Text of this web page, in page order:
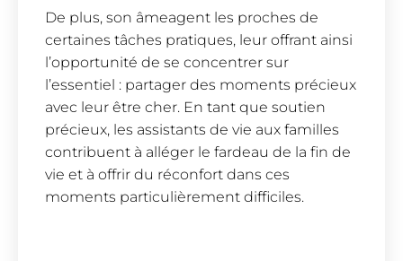
De plus, son âmeagent les proches de
certaines tâches pratiques, leur offrant ainsi
l’opportunité de se concentrer sur
l’essentiel : partager des moments précieux
avec leur être cher. En tant que soutien
précieux, les assistants de vie aux familles
contribuent à alléger le fardeau de la fin de
vie et à offrir du réconfort dans ces
moments particulièrement difficiles.